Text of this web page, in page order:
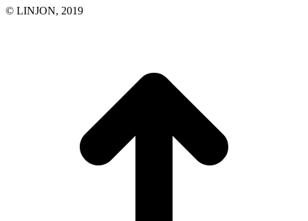
© LINJON, 2019